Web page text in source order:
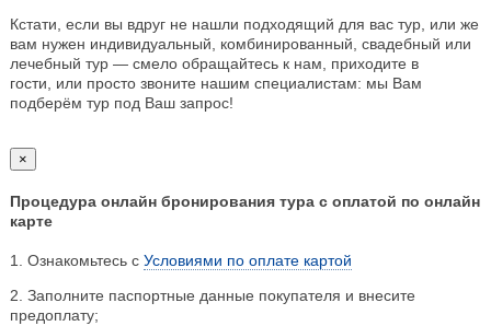
Кстати, если вы вдруг не нашли подходящий для вас тур, или же
вам нужен индивидуальный, комбинированный, свадебный или
лечебный тур — смело обращайтесь к нам, приходите в
гости, или просто звоните нашим специалистам: мы Вам
подберём тур под Ваш запрос!
×
Процедура онлайн бронирования тура с оплатой по онлайн
карте
1. Ознакомьтесь с Условиями по оплате картой
2. Заполните паспортные данные покупателя и внесите
предоплату;